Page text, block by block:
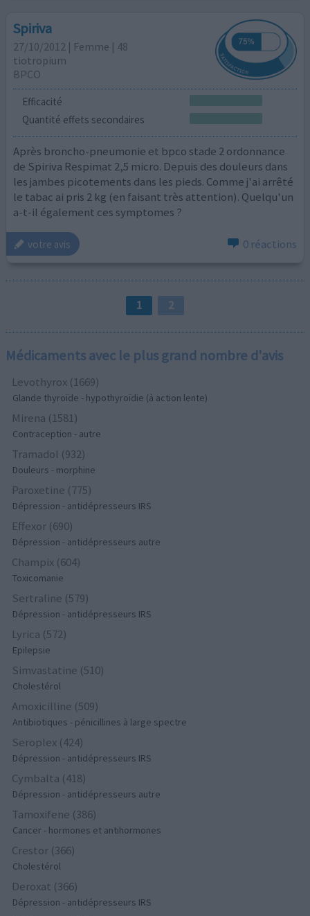
Spiriva
27/10/2012 | Femme | 48
tiotropium
BPCO
Efficacité
Quantité effets secondaires
Après broncho-pneumonie et bpco stade 2 ordonnance
de Spiriva Respimat 2,5 micro. Depuis des douleurs dans
les jambes picotements dans les pieds. Comme j'ai arrêté
le tabac ai pris 2 kg (en faisant très attention). Quelqu'un
a-t-il également ces symptomes ?
votre avis 0 réactions
1 2
Médicaments avec le plus grand nombre d'avis
Levothyrox (1669)
Glande thyroïde - hypothyroïdie (à action lente)
Mirena (1581)
Contraception - autre
Tramadol (932)
Douleurs - morphine
Paroxetine (775)
Dépression - antidépresseurs IRS
Effexor (690)
Dépression - antidépresseurs autre
Champix (604)
Toxicomanie
Sertraline (579)
Dépression - antidépresseurs IRS
Lyrica (572)
Epilepsie
Simvastatine (510)
Cholestérol
Amoxicilline (509)
Antibiotiques - pénicillines à large spectre
Seroplex (424)
Dépression - antidépresseurs IRS
Cymbalta (418)
Dépression - antidépresseurs autre
Tamoxifene (386)
Cancer - hormones et antihormones
Crestor (366)
Cholestérol
Deroxat (366)
Dépression - antidépresseurs IRS